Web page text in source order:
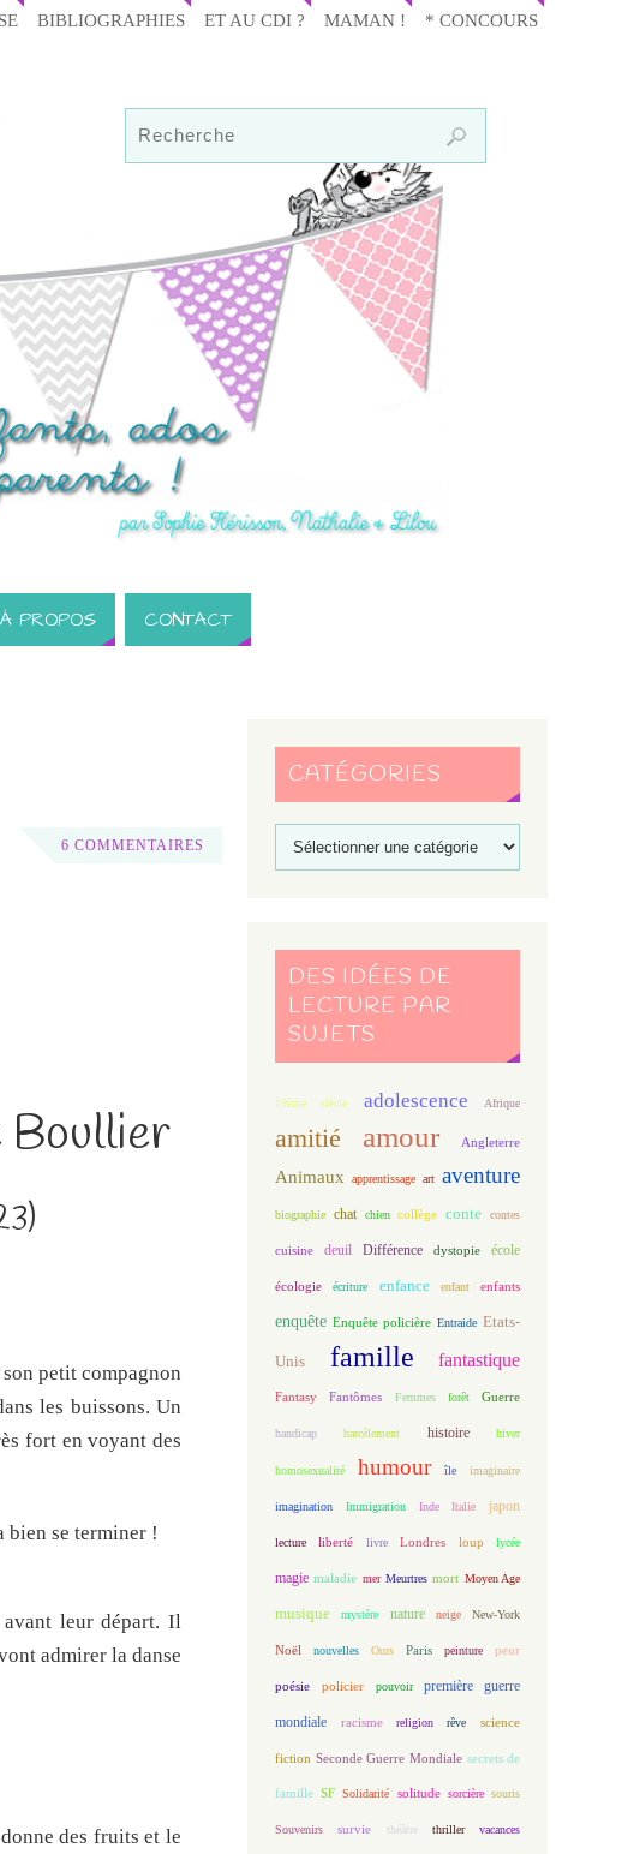
BIBLIOGRAPHIES ET AU CDI ? MAMAN ! * CONCOURS
À PROPOS CONTACT
6 COMMENTAIRES
Boullier
petit compagnon
les buissons. Un
fort en voyant des
bien se terminer !
avant leur départ. Il
admirer la danse
des fruits et le
CATÉGORIES
DES IDÉES DE
LECTURE PAR
SUJETS
19ème siècle adolescence Afrique
amitié amour Angleterre
Animaux apprentissage art aventure
biographie chat chien collège conte contes
cuisine deuil Différence dystopie école
écologie écriture enfance enfant enfants
enquête Enquête policière Entraide Etats-
Unis famille fantastique
Fantasy Fantômes Femmes forêt Guerre
handicap harcèlement histoire hiver
homosexualité humour île imaginaire
imagination Immigration Inde Italie japon
lecture liberté livre Londres loup lycée
magie maladie mer Meurtres mort Moyen Age
musique mystère nature neige New-York
Noël nouvelles Ours Paris peinture peur
poésie policier pouvoir première guerre
mondiale racisme religion rêve science
fiction Seconde Guerre Mondiale secrets de
famille SF Solidarité solitude sorcière souris
Souvenirs survie théâtre thriller vacances